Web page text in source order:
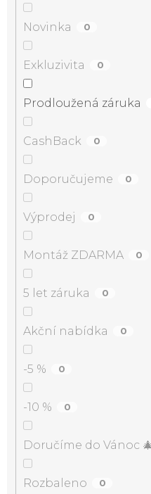
Novinka 0
Exkluzivita 0
Prodloužená záruka
CashBack 0
Doporučujeme 0
Výprodej 0
Montáž ZDARMA 0
5 let záruka 0
Akční nabídka 0
-5 % 0
-10 % 0
Doručíme do Vánoc
Rozbaleno 0